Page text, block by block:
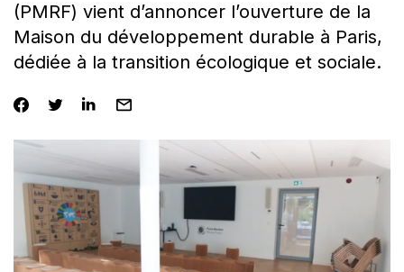
(PMRF) vient d’annoncer l’ouverture de la
Maison du développement durable à Paris,
dédiée à la transition écologique et sociale.